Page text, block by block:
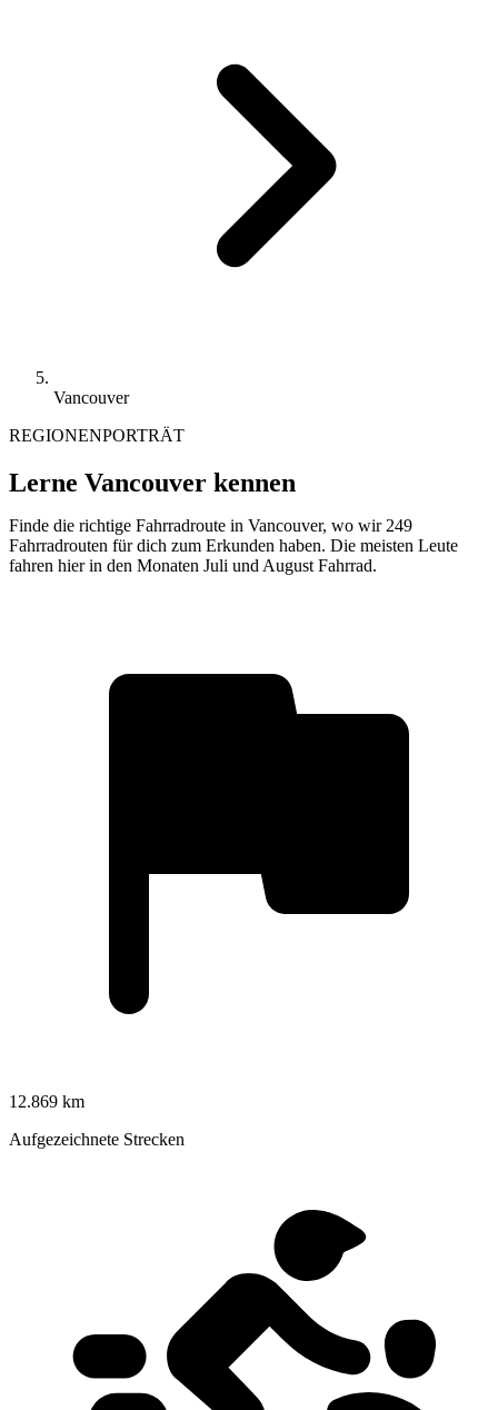
Vancouver
REGIONENPORTRÄT
Lerne Vancouver kennen
Finde die richtige Fahrradroute in Vancouver, wo wir 249
Fahrradrouten für dich zum Erkunden haben. Die meisten Leute
fahren hier in den Monaten Juli und August Fahrrad.
12.869 km
Aufgezeichnete Strecken